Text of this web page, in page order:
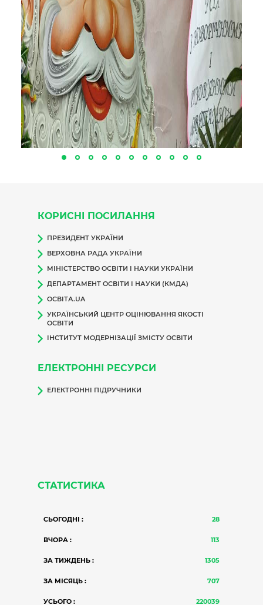
КОРИСНІ ПОСИЛАННЯ
ПРЕЗИДЕНТ УКРАЇНИ
ВЕРХОВНА РАДА УКРАЇНИ
МІНІСТЕРСТВО ОСВІТИ І НАУКИ УКРАЇНИ
ДЕПАРТАМЕНТ ОСВІТИ І НАУКИ (КМДА)
ОСВІТА.UA
УКРАЇНСЬКИЙ ЦЕНТР ОЦІНЮВАННЯ ЯКОСТІ
ОСВІТИ
ІНСТИТУТ МОДЕРНІЗАЦІЇ ЗМІСТУ ОСВІТИ
ЕЛЕКТРОННІ РЕСУРСИ
ЕЛЕКТРОННІ ПІДРУЧНИКИ
СТАТИСТИКА
СЬОГОДНІ : 28
ВЧОРА : 113
ЗА ТИЖДЕНЬ : 1305
ЗА МІСЯЦЬ : 707
УСЬОГО : 220039